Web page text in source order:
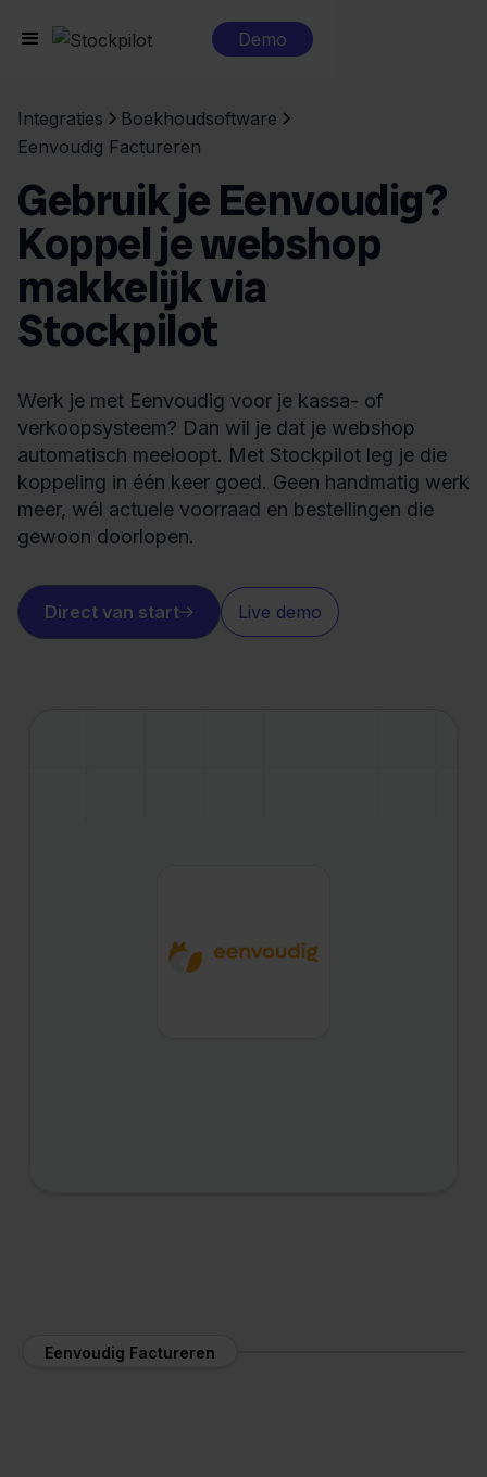
Demo
Integraties
Boekhoudsoftware
Eenvoudig Factureren
Gebruik je Eenvoudig?
Koppel je webshop
makkelijk via
Stockpilot
Werk je met Eenvoudig voor je kassa- of
verkoopsysteem? Dan wil je dat je webshop
automatisch meeloopt. Met Stockpilot leg je die
koppeling in één keer goed. Geen handmatig werk
meer, wél actuele voorraad en bestellingen die
gewoon doorlopen.
Direct van start Live demo
Eenvoudig Factureren